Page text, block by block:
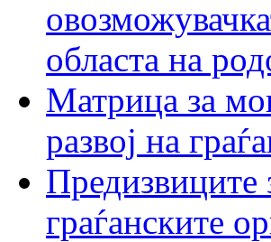
областа на
Матрица за
развој на
Предизвиците
граѓанските